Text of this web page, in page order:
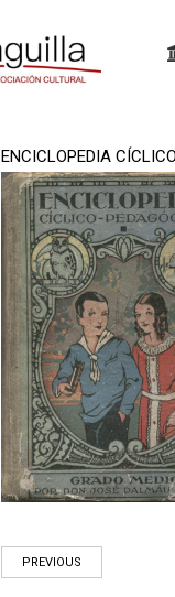
ENCICLOPEDIA
PREVIOUS